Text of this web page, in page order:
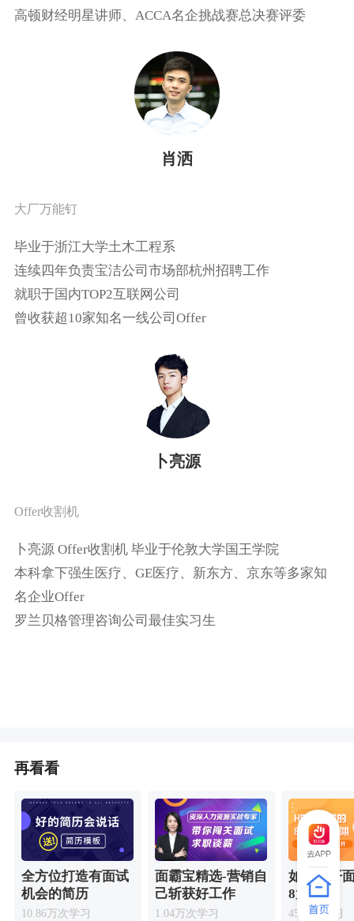
高顿财经明星讲师、ACCA名企挑战赛总决赛评委
肖洒
大厂万能钉
毕业于浙江大学土木工程系
连续四年负责宝洁公司市场部杭州招聘工作
就职于国内TOP2互联网公司
曾收获超10家知名一线公司Offer
卜亮源
Offer收割机
卜亮源 Offer收割机 毕业于伦敦大学国王学院
本科拿下强生医疗、GE医疗、新东方、京东等多家知
名企业Offer
罗兰贝格管理咨询公司最佳实习生
再看看
全方位打造有面试
机会的简历
10.86万次学习
面霸宝精选-营销自
己斩获好工作
1.04万次学习
如何避开
8大陷阱
4500次学习